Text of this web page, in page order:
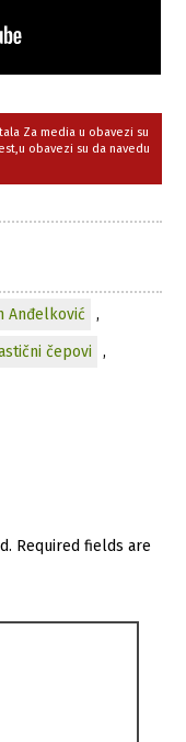
Za media u obavezi su
obavezi su da navedu
Anđelković
,
čepovi
,
Required fields are